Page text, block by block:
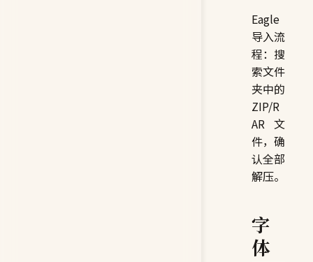
Eagle
导入流
程：搜
索文件
夹中的
ZIP/R
AR 文
件，确
认全部
解压。
字
体